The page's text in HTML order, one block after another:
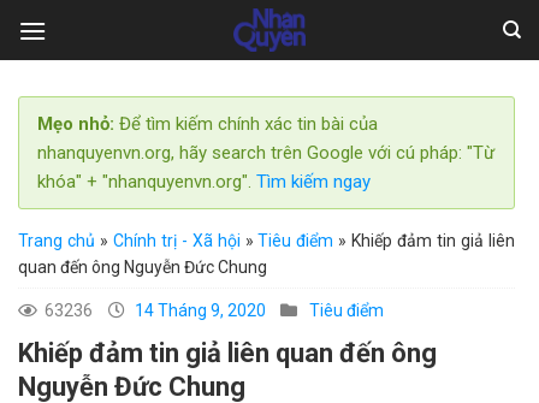
Mẹo nhỏ: Để tìm kiếm chính xác tin bài của
nhanquyenvn.org, hãy search trên Google với cú pháp: "Từ
khóa" + "nhanquyenvn.org". Tìm kiếm ngay
Trang chủ » Chính trị - Xã hội »Tiêu điểm » Khiếp đảm tin giả liên
quan đến ông Nguyễn Đức Chung
63236 14 Tháng 9, 2020 Tiêu điểm
Khiếp đảm tin giả liên quan đến ông
Nguyễn Đức Chung